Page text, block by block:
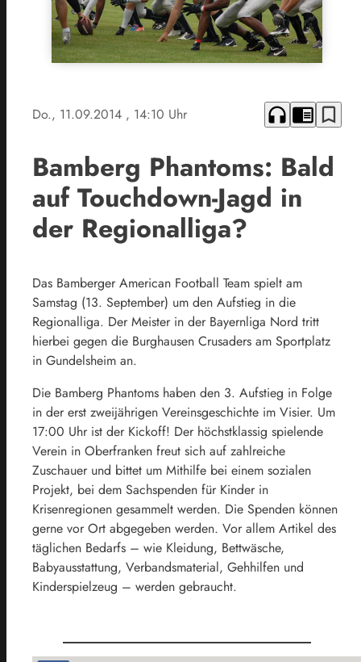
Do., 11.09.2014 , 14:10 Uhr headphones chrome_reader_mode bookmark_border
Bamberg Phantoms: Bald
auf Touchdown-Jagd in
der Regionalliga?
Das Bamberger American Football Team spielt am
Samstag (13. September) um den Aufstieg in die
Regionalliga. Der Meister in der Bayernliga Nord tritt
hierbei gegen die Burghausen Crusaders am Sportplatz
in Gundelsheim an.
Die Bamberg Phantoms haben den 3. Aufstieg in Folge
in der erst zweijährigen Vereinsgeschichte im Visier. Um
17:00 Uhr ist der Kickoff! Der höchstklassig spielende
Verein in Oberfranken freut sich auf zahlreiche
Zuschauer und bittet um Mithilfe bei einem sozialen
Projekt, bei dem Sachspenden für Kinder in
Krisenregionen gesammelt werden. Die Spenden können
gerne vor Ort abgegeben werden. Vor allem Artikel des
täglichen Bedarfs – wie Kleidung, Bettwäsche,
Babyausstattung, Verbandsmaterial, Gehhilfen und
Kinderspielzeug – werden gebraucht.